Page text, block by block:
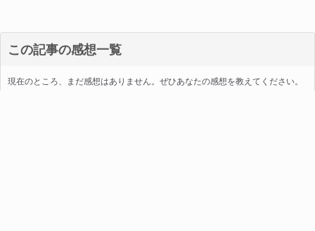
この記事の感想一覧
現在のところ、まだ感想はありません。ぜひあなたの感想を教えてください。